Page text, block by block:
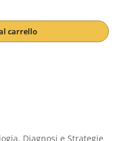
carrello
Diagnosi e Strategie